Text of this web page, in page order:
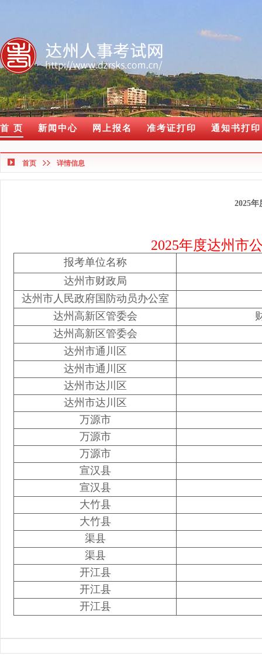
首 页 新闻中心 网上报名 准考证打印 通知书打印
首页 详情信息
2025
2025年度达州市
报考单位名称
达州市财政局
达州市人民政府国防动员办公室
达州高新区管委会
达州高新区管委会
达州市通川区
达州市通川区
达州市达川区
达州市达川区
万源市
万源市
万源市
宣汉县
宣汉县
大竹县
大竹县
渠县
渠县
开江县
开江县
开江县